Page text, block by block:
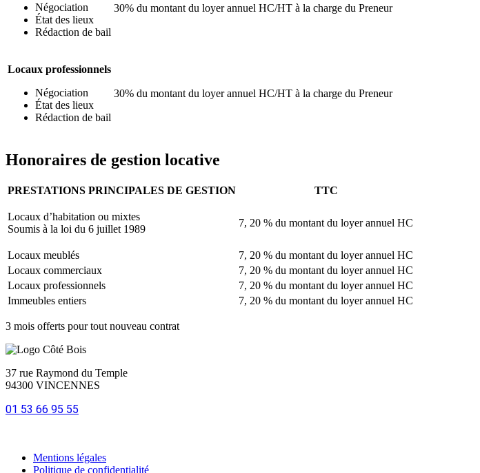
Négociation
État des lieux
Rédaction de bail
30% du montant du loyer annuel HC/HT à la charge du Preneur
Locaux professionnels
Négociation
État des lieux
Rédaction de bail
30% du montant du loyer annuel HC/HT à la charge du Preneur
Honoraires de gestion locative
PRESTATIONS PRINCIPALES DE GESTION TTC
Locaux d’habitation ou mixtes
Soumis à la loi du 6 juillet 1989
7, 20 % du montant du loyer annuel HC
Locaux meublés
7, 20 % du montant du loyer annuel HC
Locaux commerciaux
7, 20 % du montant du loyer annuel HC
Locaux professionnels
7, 20 % du montant du loyer annuel HC
Immeubles entiers
7, 20 % du montant du loyer annuel HC
3 mois offerts pour tout nouveau contrat
37 rue Raymond du Temple
94300 VINCENNES
01 53 66 95 55
Mentions légales
Politique de confidentialité